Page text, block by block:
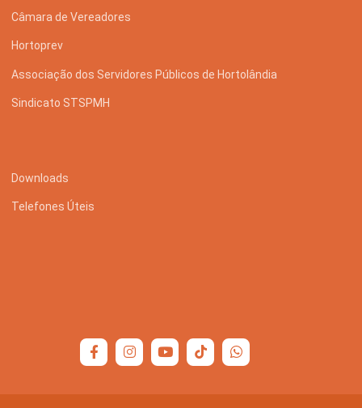
Câmara de Vereadores
Hortoprev
Associação dos Servidores Públicos de Hortolândia
Sindicato STSPMH
Downloads
Telefones Úteis